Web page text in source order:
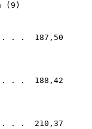
( 9 )
. 187,50
. 188,42
. 210,37